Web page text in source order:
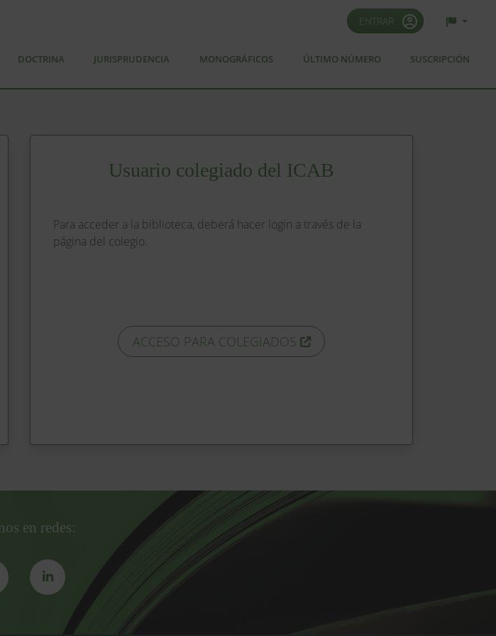
ENTRAR
DOCTRINA JURISPRUDENCIA MONOGRÁFICOS ÚLTIMO NÚMERO SUSCRIPCIÓN
Usuario colegiado del ICAB
Para acceder a la biblioteca, deberá hacer login a través de la
página del colegio.
ACCESO PARA COLEGIADOS
en redes: